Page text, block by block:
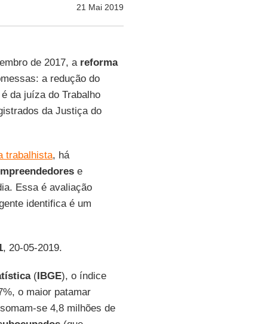
21 Mai 2019
de 2017, a reforma
a redução do
da juíza do Trabalho
da Justiça do
trabalhista, há
e
Essa é avaliação
identifica é um
, 20-05-2019.
(IBGE), o índice
o maior patamar
se 4,8 milhões de